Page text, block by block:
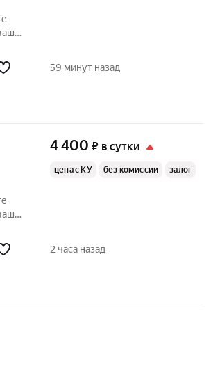
59 минут назад
4 400 ₽ в сутки
цена с КУ без комиссии залог
2 часа назад